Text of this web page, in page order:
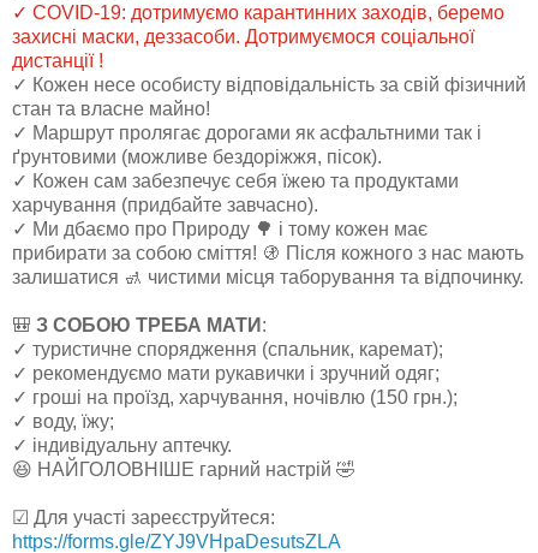
✓ COVID-19: дотримуємо карантинних заходів, беремо
захисні маски, деззасоби. Дотримуємося соціальної
дистанції !
✓ Кожен несе особисту відповідальність за свій фізичний
стан та власне майно!
✓ Маршрут пролягає дорогами як асфальтними так і
ґрунтовими (можливе бездоріжжя, пісок).
✓ Кожен сам забезпечує себя їжею та продуктами
харчування (придбайте завчасно).
✓ Ми дбаємо про Природу 🌳 і тому кожен має
прибирати за собою сміття! 🚯 Після кожного з нас мають
залишатися 🚮 чистими місця таборування та відпочинку.
🎒 З СОБОЮ ТРЕБА МАТИ :
✓ туристичне спорядження (спальник, каремат);
✓ рекомендуємо мати рукавички і зручний одяг;
✓ гроші на проїзд, харчування, ночівлю (150 грн.);
✓ воду, їжу;
✓ індивідуальну аптечку.
😆 НАЙГОЛОВНІШЕ гарний настрій 🤣
☑ Для участі зареєструйтеся:
https://forms.gle/ZYJ9VHpaDesutsZLA